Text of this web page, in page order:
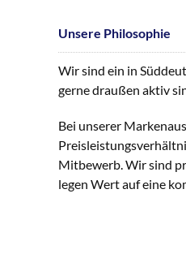
Unsere Philosophie
Wir sind ein in
gerne draußen aktiv
Bei unserer
Mitbewerb. Wir sind
legen Wert auf eine